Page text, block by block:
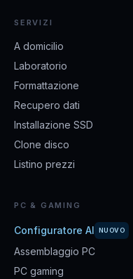
SERVIZI
A domicilio
Laboratorio
Formattazione
Recupero dati
Installazione SSD
Clone disco
Listino prezzi
PC & GAMING
Configuratore AI NUOVO
Assemblaggio PC
PC gaming